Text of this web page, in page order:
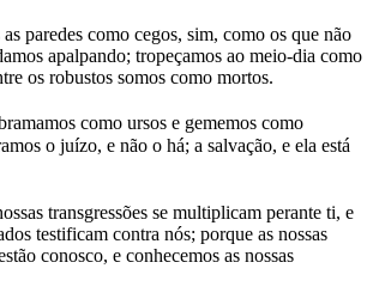
paredes como cegos, sim, como os que não
apalpando; tropeçamos ao meio-dia como
os robustos somos como mortos.
como ursos e gememos como
o juízo, e não o há; a salvação, e ela está
transgressões se multiplicam perante ti, e
testificam contra nós; porque as nossas
conosco, e conhecemos as nossas